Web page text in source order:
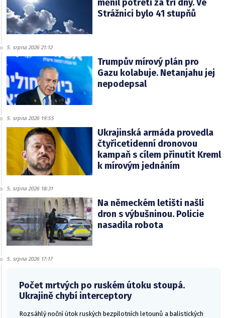
měnil potřetí za tři dny. Ve
Strážnici bylo 41 stupňů
5. srpna 2026 21:12
Trumpův mírový plán pro
Gazu kolabuje. Netanjahu jej
nepodepsal
5. srpna 2026 19:55
Ukrajinská armáda provedla
čtyřicetidenní dronovou
kampaň s cílem přinutit Kreml
k mírovým jednáním
5. srpna 2026 18:31
Na německém letišti našli
dron s výbušninou. Policie
nasadila robota
5. srpna 2026 17:17
Počet mrtvých po ruském útoku stoupá.
Ukrajině chybí interceptory
Rozsáhlý noční útok ruských bezpilotních letounů a balistických